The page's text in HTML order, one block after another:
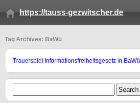
https://tauss-gezwitscher.de
Tag Archives: BaWü
Trauerspiel Informationsfreiheitsgesetz in BaWü